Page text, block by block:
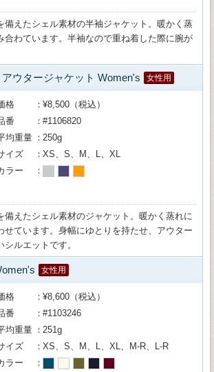
備えたシェル素材の半袖ジャケット。暖かく蒸
合わています。半袖なので重ね着した際に腕が
ウタージャケット Women's 女性用
格
¥8,500（税込）
番
#1106820
均重量
250g
イズ
XS、S、M、L、XL
ラー
備えたシェル素材のジャケット。暖かく蒸れに
せています。身幅にゆとりを持たせ、アウター
ルエットです。
女性用
格
¥8,600（税込）
番
#1103246
均重量
251g
イズ
XS、S、M、L、XL、M-R、L-R
ラー